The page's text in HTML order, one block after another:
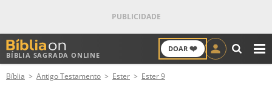
BÍBLIA SAGRADA ONLINE
DOAR ❤️
ANTIGO TESTAMENTO
Bíblia Antigo Testamento Ester Ester 9